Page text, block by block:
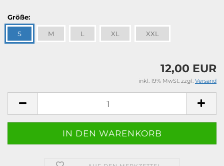
Größe:
S M L XL XXL
12,00 EUR
inkl. 19% MwSt. zzgl. Versand